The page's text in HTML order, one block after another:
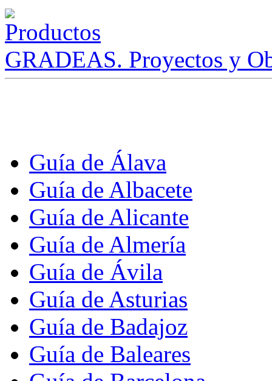
GRADEAS. Proyectos y
Guía de Álava
Guía de Albacete
Guía de Alicante
Guía de Almería
Guía de Ávila
Guía de Asturias
Guía de Badajoz
Guía de Baleares